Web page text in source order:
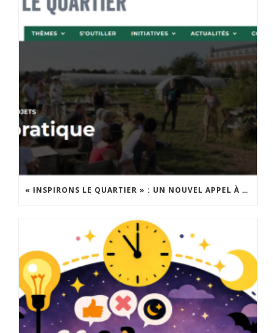
« INSPIRONS LE QUARTIER » : UN NOUVEL APPEL À PROJETS EST LANCÉ !